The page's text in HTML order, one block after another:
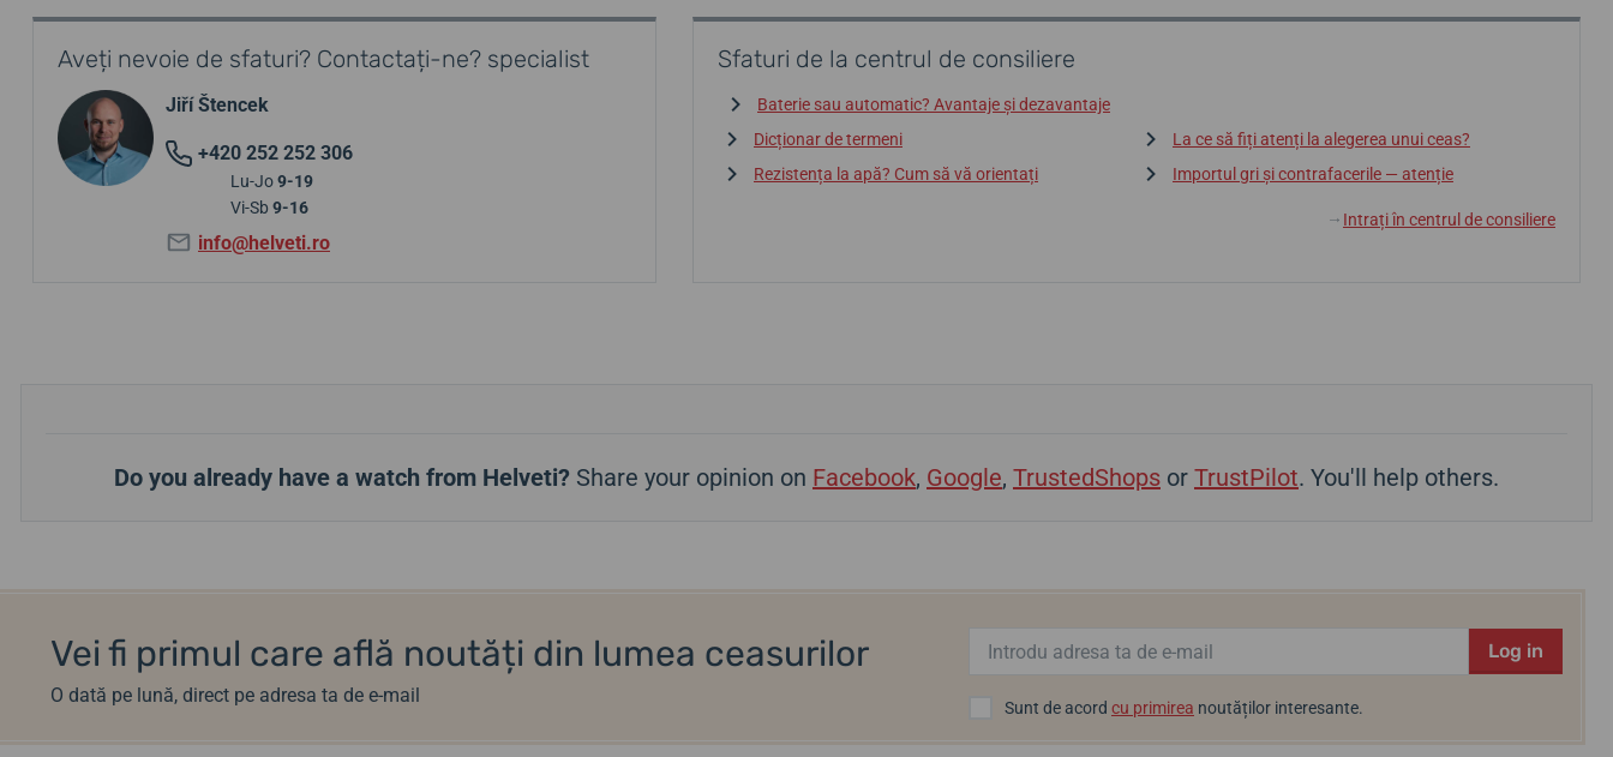
Aveți nevoie de sfaturi? Contactați-ne? specialist
Jiří Štencek
+420 252 252 306
Lu-Jo9-19
Vi-Sb 9-16
info@helveti.ro
Sfaturi de la centrul de consiliere
Baterie sau automatic? Avantaje și dezavantaje
Dicționar de termeni
La ce să fiți atenți la alegerea unui ceas?
Rezistența la apă? Cum să vă orientați
Importul gri și contrafacerile — atenție
↓ Intrați în centrul de consiliere
Do you already have a watch from Helveti? Share your opinion on Facebook, Google, TrustedShops or TrustPilot. You'll help others.
Vei fi primul care află noutăți din lumea ceasurilor
O dată pe lună, direct pe adresa ta de e-mail
Log in
Sunt de acord cu primirea noutăților interesante.